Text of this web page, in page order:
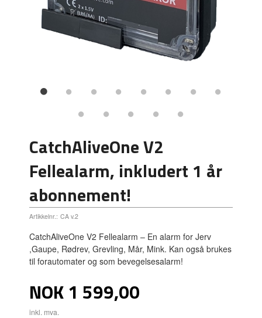
CatchAliveOne V2
Fellealarm, inkludert 1 år
abonnement!
Artikkelnr.: CA v.2
CatchAliveOne V2 Fellealarm – En alarm for Jerv
,Gaupe, Rødrev, Grevling, Mår, Mink. Kan også brukes
til forautomater og som bevegelsesalarm!
Pris
NOK1 599,00
inkl. mva.